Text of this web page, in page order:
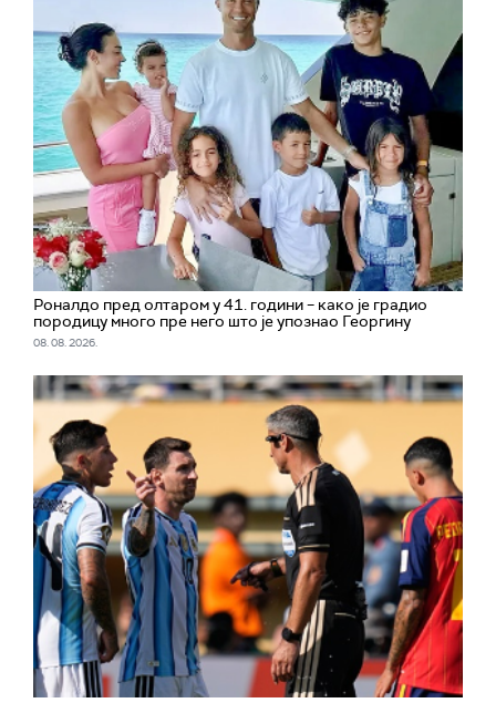
Роналдо пред олтаром у 41. години – како је градио
породицу много пре него што је упознао Георгину
08. 08. 2026.